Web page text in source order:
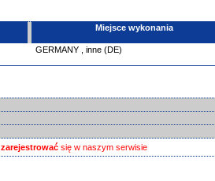
Miejsce wykonania
GERMANY inne (DE)
zarejestrować się w naszym serwisie